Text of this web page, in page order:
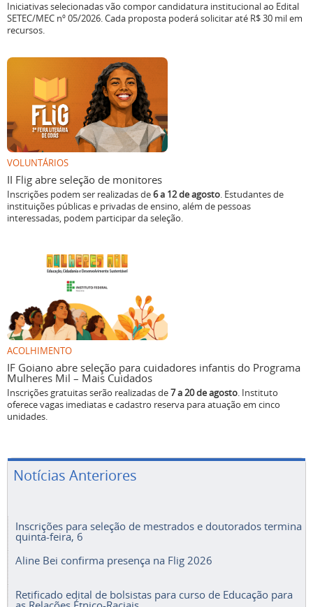
Iniciativas selecionadas vão compor candidatura institucional ao Edital
SETEC/MEC nº 05/2026. Cada proposta poderá solicitar até R$ 30 mil em
recursos.
VOLUNTÁRIOS
II Flig abre seleção de monitores
Inscrições podem ser realizadas de6 a 12 de agosto. Estudantes de
instituições públicas e privadas de ensino, além de pessoas
interessadas, podem participar da seleção.
ACOLHIMENTO
IF Goiano abre seleção para cuidadores infantis do Programa
Mulheres Mil – Mais Cuidados
Inscrições gratuitas serão realizadas de7 a 20 de agosto. Instituto
oferece vagas imediatas e cadastro reserva para atuação em cinco
unidades.
Notícias Anteriores
Inscrições para seleção de mestrados e doutorados termina
quinta-feira, 6
Aline Bei confirma presença na Flig 2026
Retificado edital de bolsistas para curso de Educação para